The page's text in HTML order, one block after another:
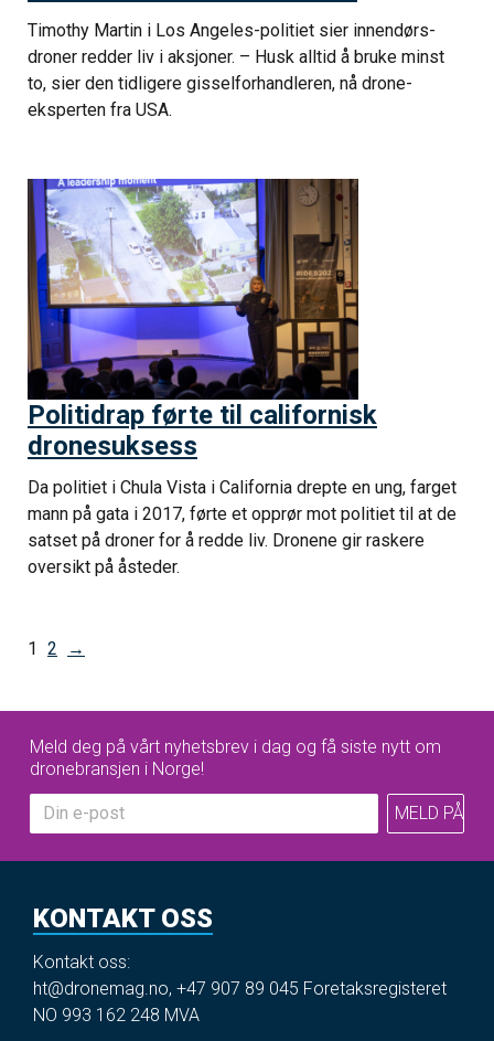
Timothy Martin i Los Angeles-politiet sier innendørs-
droner redder liv i aksjoner. – Husk alltid å bruke minst
to, sier den tidligere gisselforhandleren, nå drone-
eksperten fra USA.
Politidrap førte til californisk
dronesuksess
Da politiet i Chula Vista i California drepte en ung, farget
mann på gata i 2017, førte et opprør mot politiet til at de
satset på droner for å redde liv. Dronene gir raskere
oversikt på åsteder.
1 2 →
Meld deg på vårt nyhetsbrev i dag og få siste nytt om
dronebransjen i Norge!
KONTAKT OSS
Kontakt oss:
ht@dronemag.no, +47 907 89 045 Foretaksregisteret
NO 993 162 248 MVA